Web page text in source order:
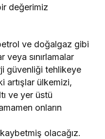
değerimiz
ve doğalgaz gibi
veya sınırlamalar
güvenliği tehlikeye
artışlar ülkemizi,
ve yer üstü
onların
kaybetmiş olacağız.